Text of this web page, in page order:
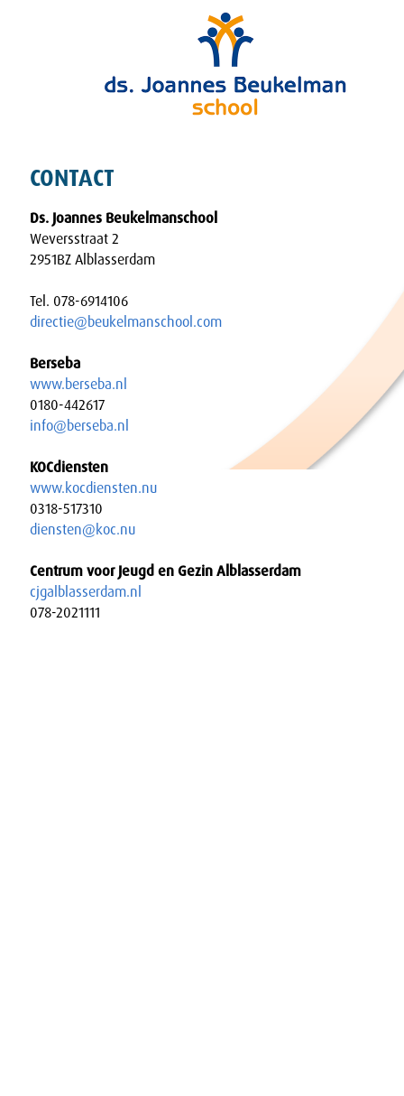
CONTACT
Ds. Joannes Beukelmanschool
Weversstraat 2
2951BZ Alblasserdam
Tel. 078-6914106
directie@beukelmanschool.com
Berseba
www.berseba.nl
0180-442617
info@berseba.nl
KOCdiensten
www.kocdiensten.nu
0318-517310
diensten@koc.nu
Centrum voor Jeugd en Gezin Alblasserdam
cjgalblasserdam.nl
078-2021111